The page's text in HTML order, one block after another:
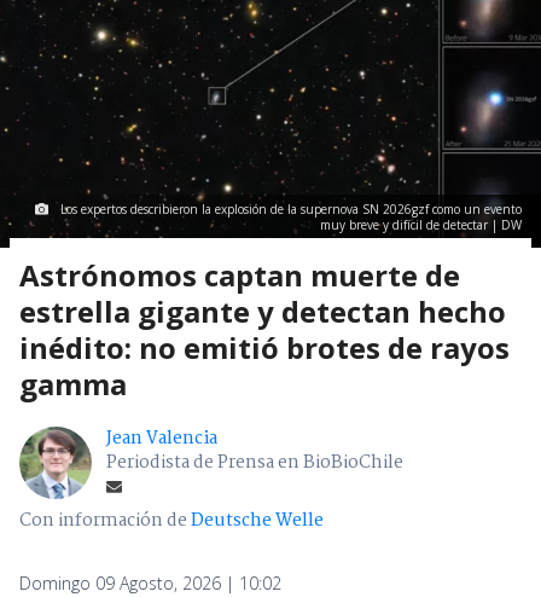
Los expertos describieron la explosión de la supernova SN 2026gzf como un evento
muy breve y difícil de detectar | DW
Astrónomos captan muerte de
estrella gigante y detectan hecho
inédito: no emitió brotes de rayos
gamma
Jean Valencia
Periodista de Prensa en BioBioChile
Con información deDeutsche Welle
Domingo 09 Agosto, 2026 | 10:02